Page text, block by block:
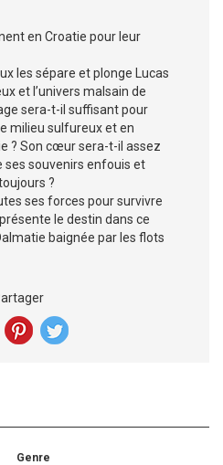
en Croatie pour leur
les sépare et plonge Lucas
et l’univers malsain de
sera-t-il suffisant pour
milieu sulfureux et en
? Son cœur sera-t-il assez
ses souvenirs enfouis et
?
ses forces pour survivre
le destin dans ce
baignée par les flots
Genre